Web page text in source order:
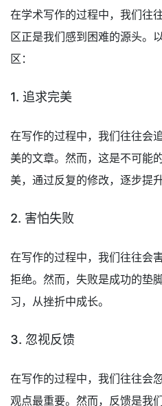
在学术写作的过程中，我们往
区正是我们感到困难的源头。
区：
1. 追求完美
在写作的过程中，我们往往会
美的文章。然而，这是不可能
美，通过反复的修改，逐步提
2. 害怕失败
在写作的过程中，我们往往会
拒绝。然而，失败是成功的垫
习，从挫折中成长。
3. 忽视反馈
在写作的过程中，我们往往会
观点最重要。然而，反馈是我